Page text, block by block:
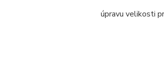
úpravu velikosti